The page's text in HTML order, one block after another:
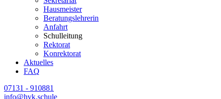
Hausmeister
Beratungslehrerin
Anfahrt
Schulleitung
Rektorat
Konrektorat
Aktuelles
FAQ
07131 - 910881
info@hvk.schule